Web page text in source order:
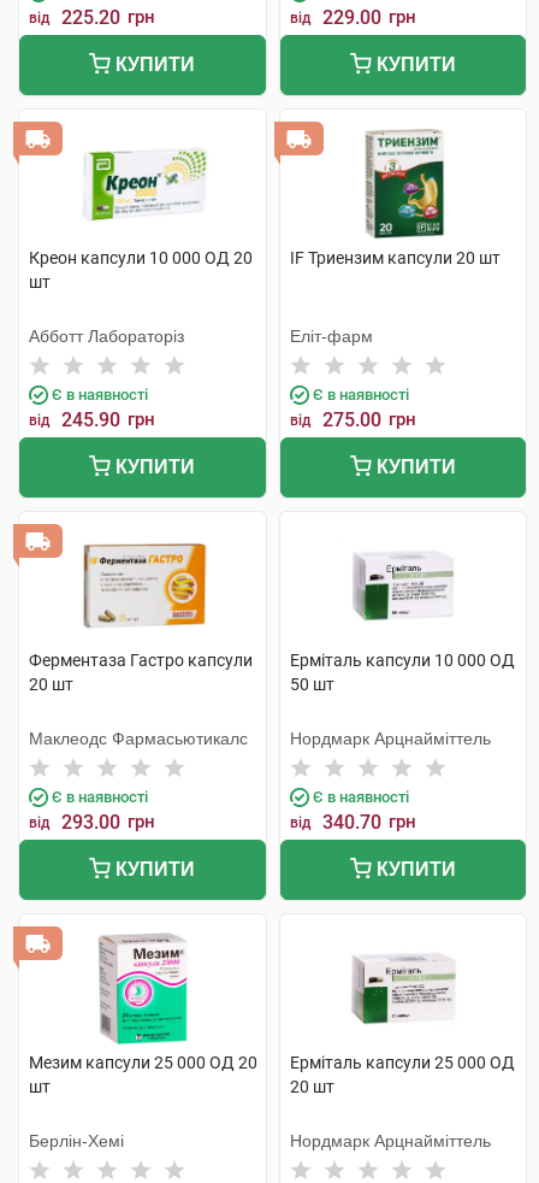
від 225.20 грн
КУПИТИ
від 229.00 грн
КУПИТИ
Креон капсули 10 000 ОД 20
шт
Абботт Лабораторіз
Є в наявності
від 245.90 грн
КУПИТИ
IF Триензим капсули 20 шт
Еліт-фарм
Є в наявності
від 275.00 грн
КУПИТИ
Ферментаза Гастро капсули
20 шт
Маклеодс Фармасьютикалс
Є в наявності
від 293.00 грн
КУПИТИ
Ерміталь капсули 10 000 ОД
50 шт
Нордмарк Арцнайміттель
Є в наявності
від 340.70 грн
КУПИТИ
Мезим капсули 25 000 ОД 20
шт
Берлін-Хемі
Ерміталь капсули 25 000 ОД
20 шт
Нордмарк Арцнайміттель